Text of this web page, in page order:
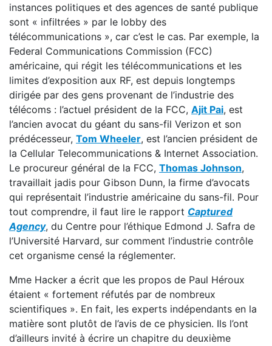
instances politiques et des agences de santé publique
sont « infiltrées » par le lobby des
télécommunications », car c’est le cas. Par exemple, la
Federal Communications Commission (FCC)
américaine, qui régit les télécommunications et les
limites d’exposition aux RF, est depuis longtemps
dirigée par des gens provenant de l’industrie des
télécoms : l’actuel président de la FCC, Ajit Pai, est
l’ancien avocat du géant du sans-fil Verizon et son
prédécesseur, Tom Wheeler, est l’ancien président de
la Cellular Telecommunications & Internet Association.
Le procureur général de la FCC, Thomas Johnson,
travaillait jadis pour Gibson Dunn, la firme d’avocats
qui représentait l’industrie américaine du sans-fil. Pour
tout comprendre, il faut lire le rapport Captured
Agency, du Centre pour l’éthique Edmond J. Safra de
l’Université Harvard, sur comment l’industrie contrôle
cet organisme censé la réglementer.
Mme Hacker a écrit que les propos de Paul Héroux
étaient « fortement réfutés par de nombreux
scientifiques ». En fait, les experts indépendants en la
matière sont plutôt de l’avis de ce physicien. Ils l’ont
d’ailleurs invité à écrire un chapitre du deuxième